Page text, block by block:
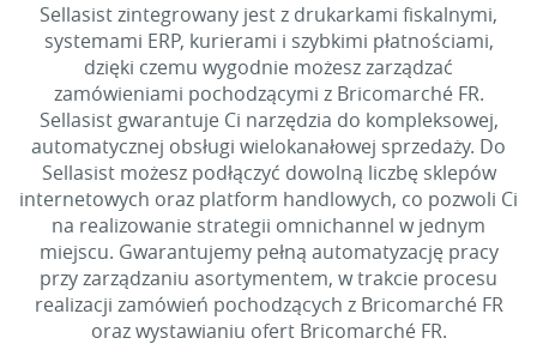
Sellasist zintegrowany jest z drukarkami fiskalnymi,
systemami ERP, kurierami i szybkimi płatnościami,
dzięki czemu wygodnie możesz zarządzać
zamówieniami pochodzącymi z Bricomarché FR.
Sellasist gwarantuje Ci narzędzia do kompleksowej,
automatycznej obsługi wielokanałowej sprzedaży. Do
Sellasist możesz podłączyć dowolną liczbę sklepów
internetowych oraz platform handlowych, co pozwoli Ci
na realizowanie strategii omnichannel w jednym
miejscu. Gwarantujemy pełną automatyzację pracy
przy zarządzaniu asortymentem, w trakcie procesu
realizacji zamówień pochodzących z Bricomarché FR
oraz wystawianiu ofert Bricomarché FR.